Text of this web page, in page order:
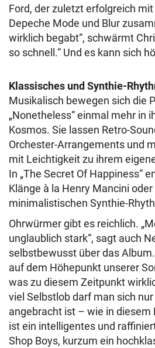
Ford, der zuletzt erfolgreich
Depeche Mode und Blur
wirklich begabt“, schwärmt
so schnell.“ Und es kann sich
Klassisches und Synthie-
Musikalisch bewegen sich die
„Nonetheless“ einmal mehr in
Kosmos. Sie lassen Retro-
Orchester-Arrangements und
mit Leichtigkeit zu ihrem
In „The Secret Of Happiness“
Klänge à la Henry Mancini
minimalistischen Synthie-
Ohrwürmer gibt es reichlich.
unglaublich stark“, sagt auch
selbstbewusst über das
auf dem Höhepunkt unserer
was zu diesem Zeitpunkt
viel Selbstlob darf man sich
angebracht ist – wie in diesem
ist ein intelligentes und
Shop Boys, kurzum ein